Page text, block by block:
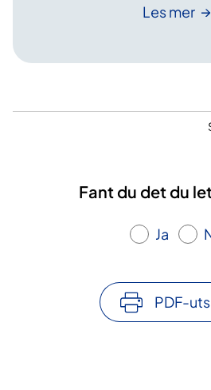
Lesmer
Fant du det du
Ja
PDF-